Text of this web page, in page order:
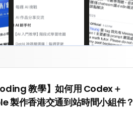
教學】如何用 Codex＋
製作香港交通到站時間小組件？